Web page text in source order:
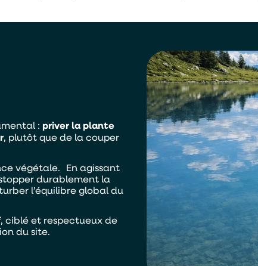
: priver la plante
, plutôt que de la couper
végétale. En agissant
durablement la
l’équilibre global du
ciblé et respectueux de
du site.